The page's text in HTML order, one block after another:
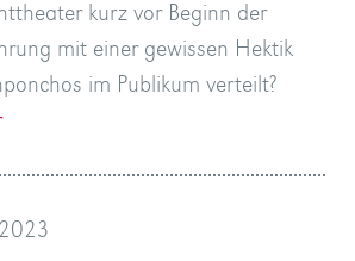
kurz vor Beginn der
mit einer gewissen Hektik
im Publikum verteilt?